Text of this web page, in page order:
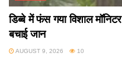
डिब्बे में फंस गया विशाल
बचाई जान
AUGUST 9, 2026 10